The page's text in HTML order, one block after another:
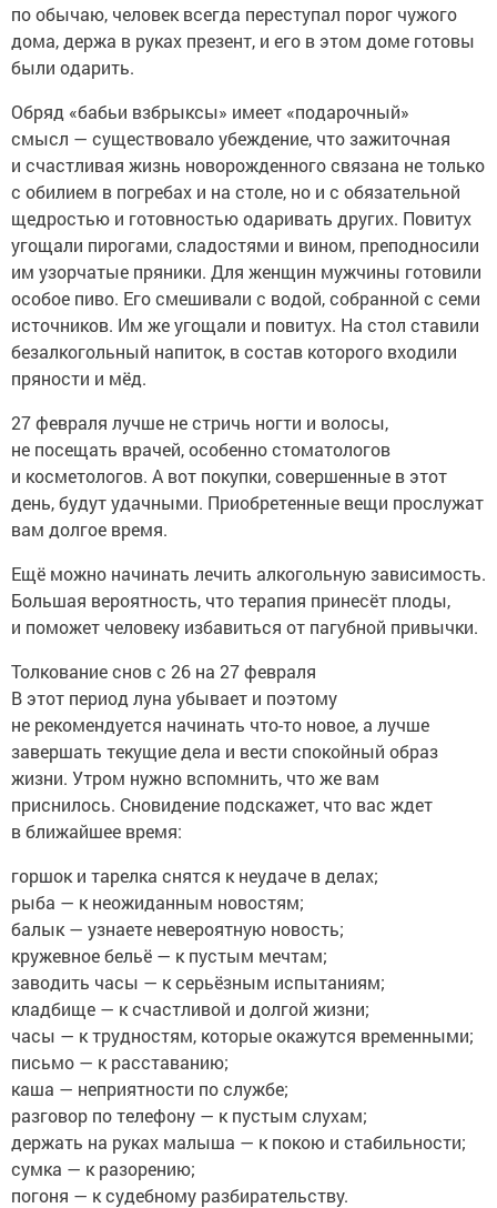
по обычаю, человек всегда переступал порог чужого
дома, держа в руках презент, и его в этом доме готовы
были одарить.
Обряд «бабьи взбрыксы» имеет «подарочный»
смысл — существовало убеждение, что зажиточная
и счастливая жизнь новорожденного связана не только
с обилием в погребах и на столе, но и с обязательной
щедростью и готовностью одаривать других. Повитух
угощали пирогами, сладостями и вином, преподносили
им узорчатые пряники. Для женщин мужчины готовили
особое пиво. Его смешивали с водой, собранной с семи
источников. Им же угощали и повитух. На стол ставили
безалкогольный напиток, в состав которого входили
пряности и мёд.
27 февраля лучше не стричь ногти и волосы,
не посещать врачей, особенно стоматологов
и косметологов. А вот покупки, совершенные в этот
день, будут удачными. Приобретенные вещи прослужат
вам долгое время.
Ещё можно начинать лечить алкогольную зависимость.
Большая вероятность, что терапия принесёт плоды,
и поможет человеку избавиться от пагубной привычки.
Толкование снов с 26 на 27 февраля
В этот период луна убывает и поэтому
не рекомендуется начинать что-то новое, а лучше
завершать текущие дела и вести спокойный образ
жизни. Утром нужно вспомнить, что же вам
приснилось. Сновидение подскажет, что вас ждет
в ближайшее время:
горшок и тарелка снятся к неудаче в делах;
рыба — к неожиданным новостям;
балык — узнаете невероятную новость;
кружевное бельё — к пустым мечтам;
заводить часы — к серьёзным испытаниям;
кладбище — к счастливой и долгой жизни;
часы — к трудностям, которые окажутся временными;
письмо — к расставанию;
каша — неприятности по службе;
разговор по телефону — к пустым слухам;
держать на руках малыша — к покою и стабильности;
сумка — к разорению;
погоня — к судебному разбирательству.